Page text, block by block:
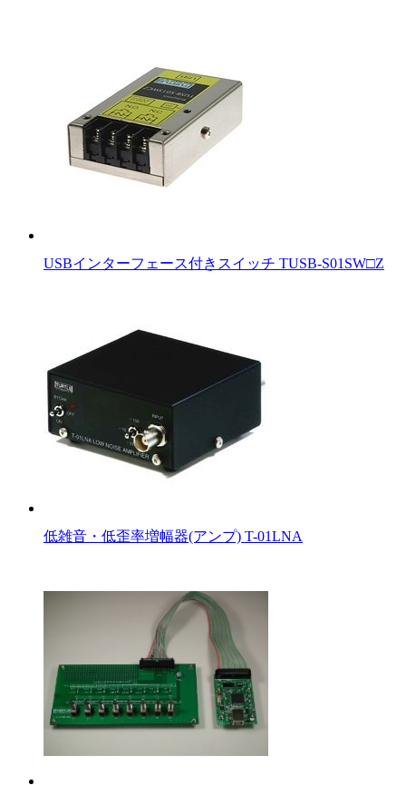
USBインターフェース付きスイッチ TUSB-S01SW□Z
低雑音・低歪率増幅器(アンプ) T-01LNA